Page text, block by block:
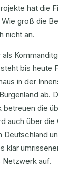
hat die
groß die
nicht an.
bis heute
in der
ab.
betreuen die
auch über die
Deutschland
klar
Netzwerk auf.